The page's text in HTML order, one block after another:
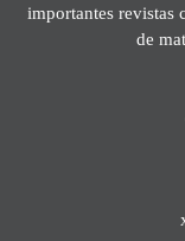
importantes revistas
de